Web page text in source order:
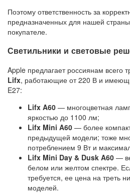
Поэтому ответственность за
предназначенных для нашей
покупателе.
Светильники и световые
Apple предлагает россиянам всего
Lifx, работающие от 220 В и
E27:
Lifx A60 — многоцветная
яркостью до 1100 лм;
Lifx Mini A60 — более
предыдущей модели; тоже
потреблением 9 Вт и
Lifx Mini Day & Dusk A60 —
белом или желтом спектре.
требуется, ее цена на треть
моделей.